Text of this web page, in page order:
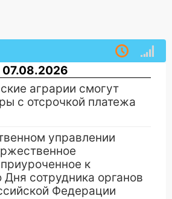
07.08.2026
аграрии смогут
с отсрочкой платежа
управлении
к
сотрудника органов
Федерации